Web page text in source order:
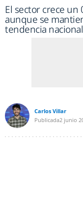
El sector crece un
aunque se
tendencia nacional
Carlos Villar
Publicada2 junio